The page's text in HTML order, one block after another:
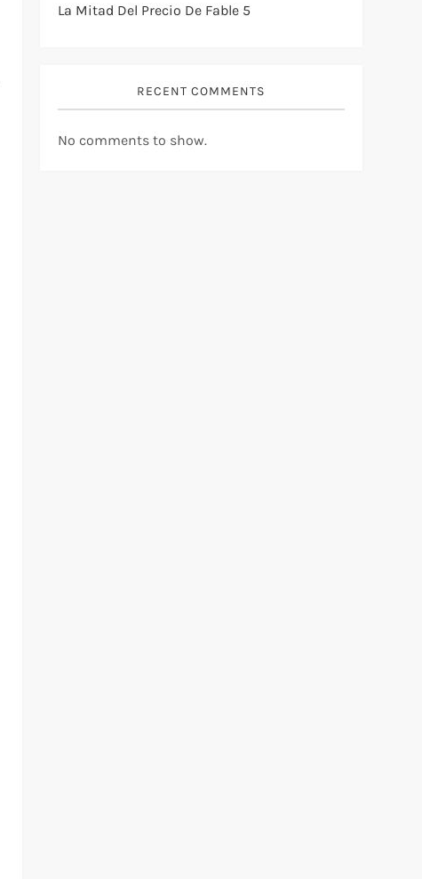
La Mitad Del Precio De Fable 5
RECENT COMMENTS
No comments to show.